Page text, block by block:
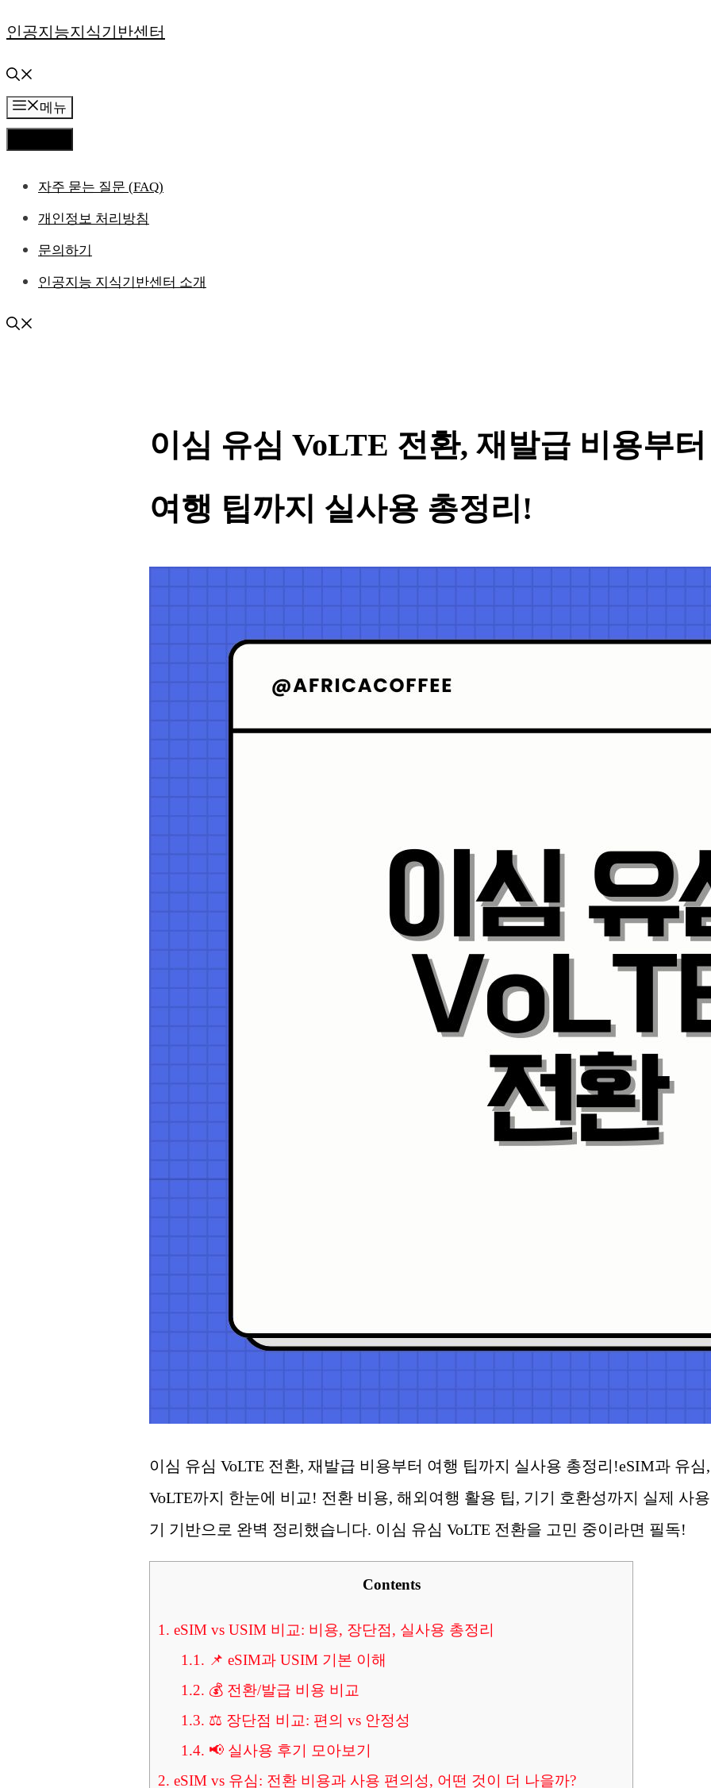
컨
츠
로
인공지능지식기반센터
메뉴
자주 묻는 질문 (FAQ)
개인정보 처리방침
문의하기
인공지능 지식기반센터 소개
이심 유심 VoLTE 전환, 재발급 비용부터
여행 팁까지 실사용 총정리!
이심 유심 VoLTE 전환, 재발급 비용부터 여행 팁까지 실사용 총정리!eSIM과 유심,
VoLTE까지 한눈에 비교! 전환 비용, 해외여행 활용 팁, 기기 호환성까지 실제 사
기 기반으로 완벽 정리했습니다. 이심 유심 VoLTE 전환을 고민 중이라면 필독!
Contents
1. eSIM vs USIM 비교: 비용, 장단점, 실사용 총정리
1.1. 📌 eSIM과 USIM 기본 이해
1.2. 💰 전환/발급 비용 비교
1.3. ⚖️ 장단점 비교: 편의 vs 안정성
1.4. 📢 실사용 후기 모아보기
2. eSIM vs 유심: 전환 비용과 사용 편의성, 어떤 것이 더 나을까?